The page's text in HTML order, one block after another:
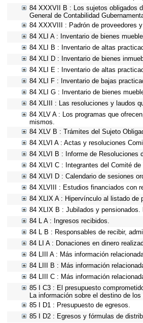
84 XXXVII B : Los sujetos obligados
General de Contabilidad
84 XXXVIII : Padrón de proveedores
84 XLI A : Inventario de bienes
84 XLI B : Inventario de altas
84 XLI D : Inventario de bienes
84 XLI E : Inventario de altas
84 XLI F : Inventario de bajas
84 XLI G : Inventario de bienes
84 XLIII : Las resoluciones y laudos
84 XLV A : Los programas que
mismos.
84 XLV B : Trámites del Sujeto
84 XLVI A : Actas y resoluciones
84 XLVI B : Informe de Resoluciones
84 XLVI C : Integrantes del Comité de
84 XLVI D : Calendario de sesiones
84 XLVIII : Estudios financiados con
84 XLIX A : Hipervínculo al listado de
84 XLIX B : Jubilados y
84 L A : Ingresos recibidos.
84 L B : Responsables de recibir,
84 LI A : Donaciones en dinero
84 LIII A : Más información
84 LIII B : Más información
84 LIII C : Más información
85 I C3 : El presupuesto
La información sobre el destino de
85 I D1 : Presupuesto de egresos.
85 I D2 : Egresos y fórmulas de